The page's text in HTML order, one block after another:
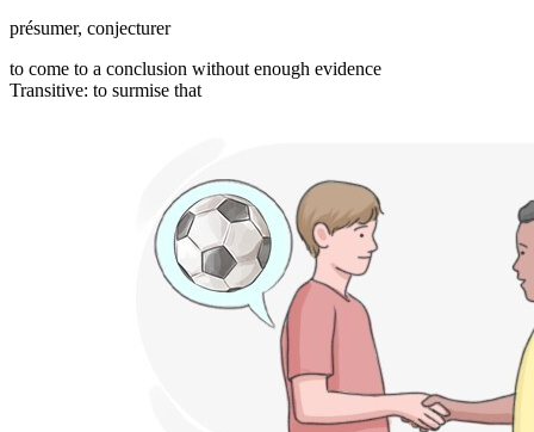
présumer, conjecturer
to come to a conclusion without enough evidence
Transitive: to surmise that